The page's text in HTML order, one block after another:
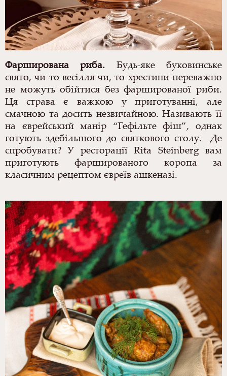
Фарширована риба. Будь-яке буковинське
свято, чи то весілля чи, то хрестини переважно
не можуть обійтися без фаршированої риби.
Ця страва є важкою у приготуванні, але
смачною та досить незвичайною. Називають її
на єврейський манір “Гефільте фіш”, однак
готують здебільшого до святкового столу. Де
спробувати? У ресторації Rita Steinberg вам
приготують фаршированого коропа за
класичним рецептом євреїв ашкеназі.